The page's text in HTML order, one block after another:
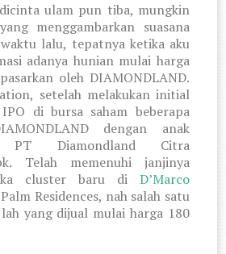
ulam pun tiba, mungkin
menggambarkan suasana
lalu, tepatnya ketika aku
adanya hunian mulai harga
oleh DIAMONDLAND.
setelah melakukan initial
di bursa saham beberapa
dengan anak
PT Diamondland Citra
Telah memenuhi janjinya
cluster baru di D’Marco
Residences, nah salah satu
yang dijual mulai harga 180